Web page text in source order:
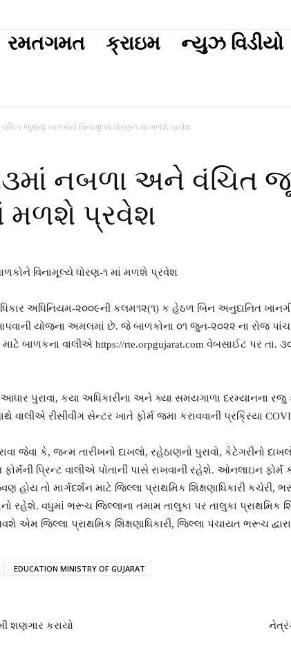
રમતગમત ક્રાઇમ ન્યુઝ વિડીયો
જૂથના બાળકોને વિનામૂલ્યે ધોરણ-૧ માં મળશે પ્રવેશ
નબળા અને વંચિત
મળશે પ્રવેશ
અધિનિયમ-૨૦૦૯ની કલમ૧૨(૧) ક હેઠળ બિન અનુદાનિત
યોજના અમલમાં છે. જે બાળકોના ૦૧ જુન-૨૦૨૨ ના રોજ
વાલીએ https://rte.orpgujarat.com વેબસાઈટ પર તા.
પુરાવા, કયા અધિકારીના અને ક્યા સમયગાળા દરમ્યાનના રજુ
રીસીવીંગ સેન્ટર ખાતે ફોર્મ જમા કરાવવાની પ્રક્રિયા
જેવા કે, જન્મ તારીખનો દાખલો, રહેઠાણનો પુરાવો, કેટેગરીનો
પ્રિન્ટ વાલીએ પોતાની પાસે રાખવાની રહેશે. ઓનલાઇન
તો માર્ગદર્શન માટે જિલ્લા પ્રાથમિક શિક્ષણાધિકારી
રહેશે. વધુમાં ભરૂચ જિલ્લાના તમામ તાલુકા પર તાલુકા પ્રાથમિક
એમ જિલ્લા પ્રાથમિક શિક્ષણાધિકારી, જિલ્લા પંચાયત ભરૂચ
EDUCATION MINISTRY OF GUJARAT
શણગાર કરાયો